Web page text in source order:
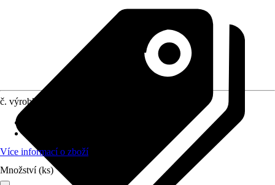
č. výrobku
Více informací o zboží
Množství (ks)